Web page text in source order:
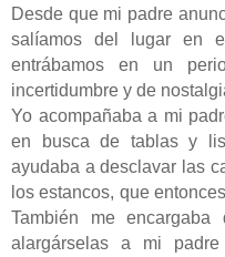
Desde que mi padre
salíamos del lugar en
entrábamos en un
incertidumbre y de
Yo acompañaba a mi
en busca de tablas y
ayudaba a desclavar las
los estancos, que
También me
alargárselas a mi